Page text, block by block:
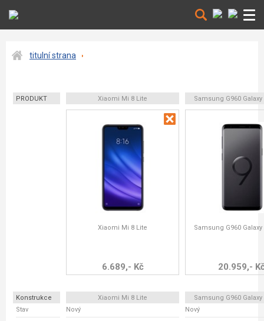
titulní strana
PRODUKT Xiaomi Mi 8 Lite Samsung G960 Galaxy
Xiaomi Mi 8 Lite
6.689,- Kč
Samsung G960 Galaxy
20.959,-
Konstrukce Xiaomi Mi 8 Lite
Samsung G960 Galaxy
Stav
Nový Nový